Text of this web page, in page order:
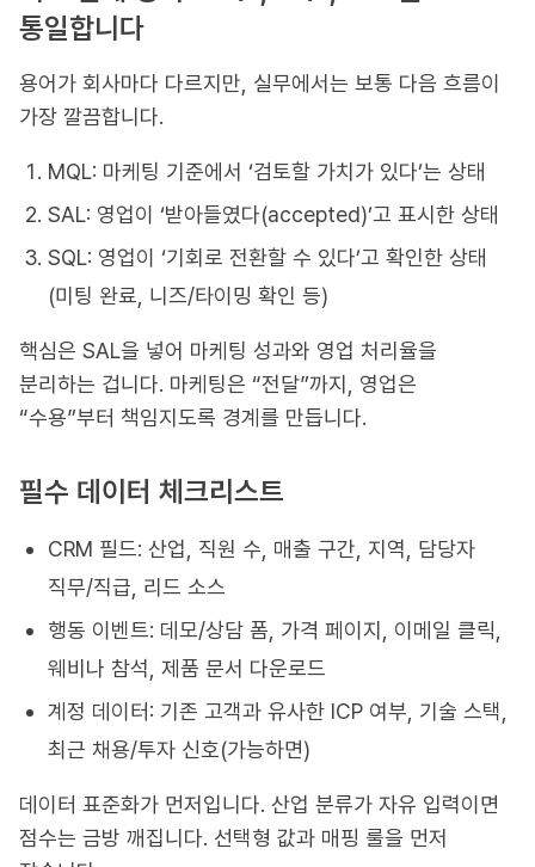
통일합니다
용어가 회사마다 다르지만, 실무에서는 보통 다음 흐름이
가장 깔끔합니다.
MQL: 마케팅 기준에서 ‘검토할 가치가 있다’는 상태
SAL: 영업이 ‘받아들였다(accepted)’고 표시한 상태
SQL: 영업이 ‘기회로 전환할 수 있다’고 확인한 상태
(미팅 완료, 니즈/타이밍 확인 등)
핵심은 SAL을 넣어 마케팅 성과와 영업 처리율을
분리하는 겁니다. 마케팅은 “전달”까지, 영업은
“수용”부터 책임지도록 경계를 만듭니다.
필수 데이터 체크리스트
CRM 필드: 산업, 직원 수, 매출 구간, 지역, 담당자
직무/직급, 리드 소스
행동 이벤트: 데모/상담 폼, 가격 페이지, 이메일 클릭,
웨비나 참석, 제품 문서 다운로드
계정 데이터: 기존 고객과 유사한 ICP 여부, 기술 스택,
최근 채용/투자 신호(가능하면)
데이터 표준화가 먼저입니다. 산업 분류가 자유 입력이면
점수는 금방 깨집니다. 선택형 값과 매핑 룰을 먼저